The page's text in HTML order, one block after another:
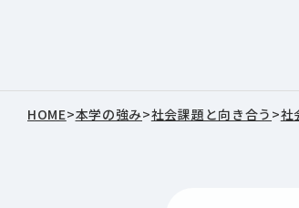
HOME>本学の強み>社会課題と向き合う >社